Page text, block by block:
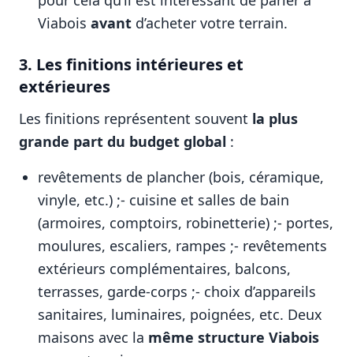
Viabois avant d’acheter votre terrain.
3. Les finitions intérieures et
extérieures
Les finitions représentent souvent la plus
grande part du budget global :
revêtements de plancher (bois, céramique,
vinyle, etc.) ;- cuisine et salles de bain
(armoires, comptoirs, robinetterie) ;- portes,
moulures, escaliers, rampes ;- revêtements
extérieurs complémentaires, balcons,
terrasses, garde-corps ;- choix d’appareils
sanitaires, luminaires, poignées, etc. Deux
maisons avec la même structure Viabois